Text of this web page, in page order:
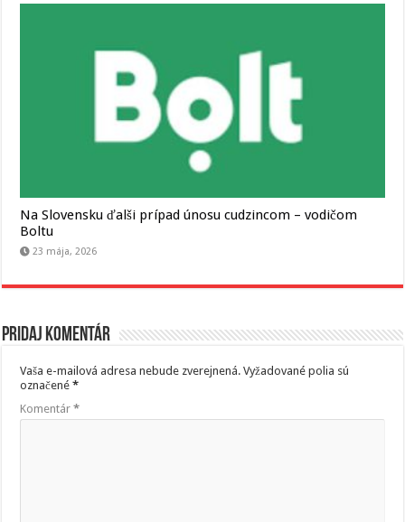
Na Slovensku ďalši prípad únosu cudzincom – vodičom
Boltu
23 mája, 2026
Pridaj komentár
Vaša e-mailová adresa nebude zverejnená. Vyžadované polia sú
označené*
Komentár*